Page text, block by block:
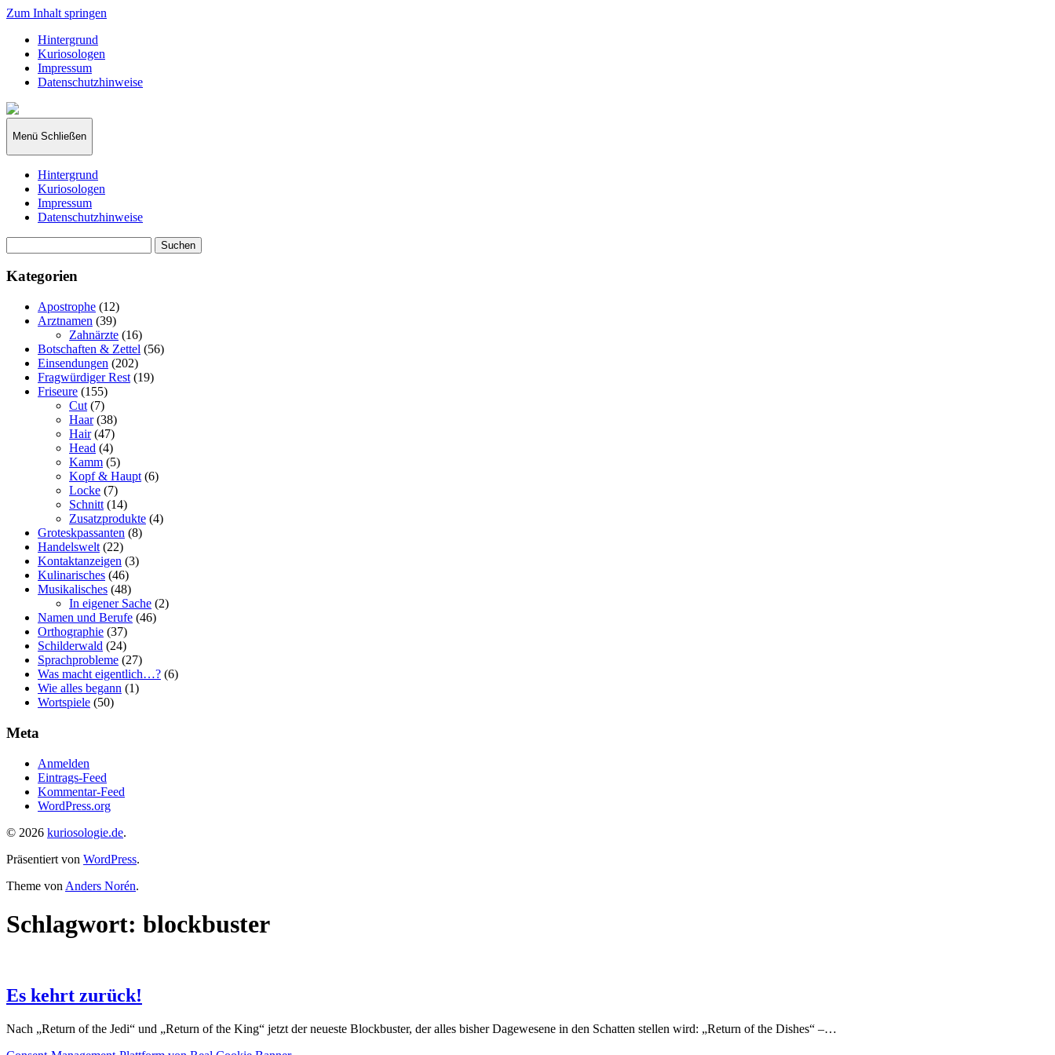
Zum Inhalt springen
Hintergrund
Kuriosologen
Impressum
Datenschutzhinweise
kuriosologie.de
Menü Schließen
Hintergrund
Kuriosologen
Impressum
Datenschutzhinweise
nach:
Kategorien
Apostrophe (12)
Arztnamen (39)
Zahnärzte (16)
Botschaften & Zettel (56)
Einsendungen (202)
Fragwürdiger Rest (19)
Friseure (155)
Cut (7)
Haar(38)
Hair(47)
Head (4)
Kamm (5)
Kopf & Haupt (6)
Locke (7)
Schnitt (14)
Zusatzprodukte (4)
Groteskpassanten (8)
Handelswelt (22)
Kontaktanzeigen (3)
Kulinarisches (46)
Musikalisches (48)
In eigener Sache (2)
Namen und Berufe (46)
Orthographie (37)
Schilderwald (24)
Sprachprobleme (27)
Was macht eigentlich…? (6)
Wie alles begann (1)
Wortspiele (50)
Meta
Anmelden
Eintrags-Feed
Kommentar-Feed
WordPress.org
© 2026 kuriosologie.de.
Präsentiert von WordPress.
Theme von Anders Norén.
Schlagwort: blockbuster
Es kehrt zurück!
Nach „Return of the Jedi“ und „Return of the King“ jetzt der neueste Blockbuster, der alles bisher Dagewesene in den Schatten stellen wird: „Return of the Dishes“ –…